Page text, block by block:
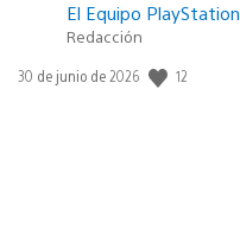
El Equipo PlayStation
Redacción
Fecha
30 de junio de 2026 12